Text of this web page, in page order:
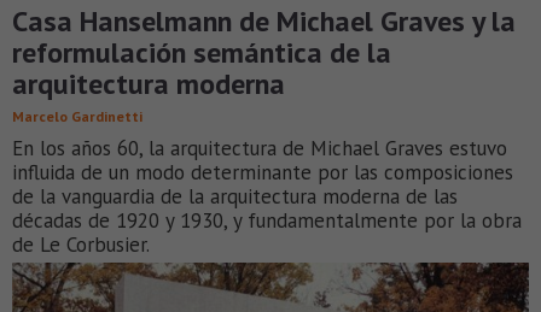
Casa Hanselmann de Michael Graves y la
reformulación semántica de la
arquitectura moderna
Marcelo Gardinetti
En los años 60, la arquitectura de Michael Graves estuvo
influida de un modo determinante por las composiciones
de la vanguardia de la arquitectura moderna de las
décadas de 1920 y 1930, y fundamentalmente por la obra
de Le Corbusier.